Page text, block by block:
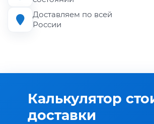
Доставляем по всей
России
Калькулятор
доставки